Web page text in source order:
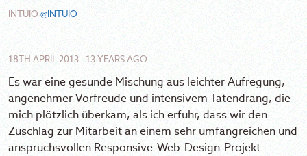
INTUIO @INTUIO
18TH APRIL 2013 · 13 YEARS AGO
Es war eine gesunde Mischung aus leichter Aufregung,
angenehmer Vorfreude und intensivem Tatendrang, die
mich plötzlich überkam, als ich erfuhr, dass wir den
Zuschlag zur Mitarbeit an einem sehr umfangreichen und
anspruchsvollen Responsive-Web-Design-Projekt